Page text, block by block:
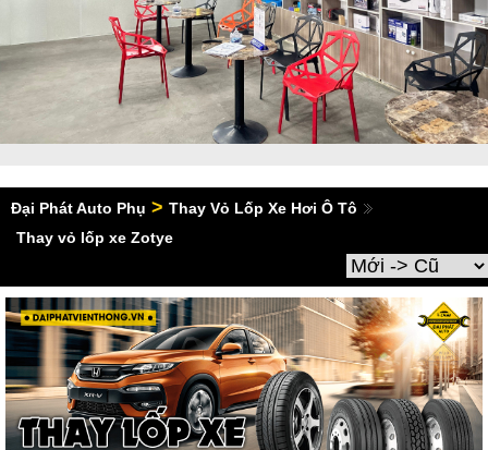
Đại Phát Auto Phụ > Thay Vỏ Lốp Xe Hơi Ô Tô
Thay vỏ lốp xe Zotye